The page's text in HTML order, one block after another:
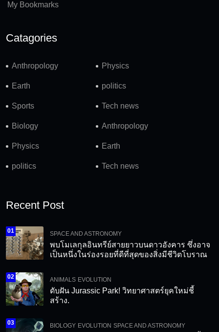
My Bookmarks
Catagories
Anthropology Physics
Earth politics
Sports Tech news
Biology Anthropology
Physics Earth
politics Tech news
Recent Post
01 SPACE AND ASTRONOMY
พบโมเลกุลอินทรีย์สายยาวบนดาวอังคาร ซึ่งอาจ
เป็นหนึ่งในร่องรอยที่ดีที่สุดของสิ่งมีชีวิตโบราณ
02 ANIMALS EVOLUTION
ดับฝัน Jurassic Park! วิทยาศาสตร์ยุคใหม่ชี้
สร้าง.
03 BIOLOGY EVOLUTION SPACE AND ASTRONOMY